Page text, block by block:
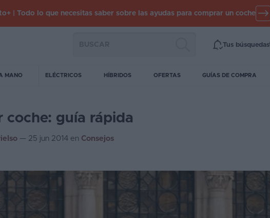
| Todo lo que necesitas saber sobre las ayudas para comprar un coche
Tus búsquedas
MANO ELÉCTRICOS HÍBRIDOS OFERTAS GUÍAS DE COMPRA
coche: guía rápida
— 25 jun 2014 en Consejos